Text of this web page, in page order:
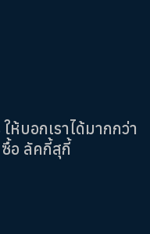
ห้บอกเราได้มากกว่า
อ ลัคกี้สุกี้